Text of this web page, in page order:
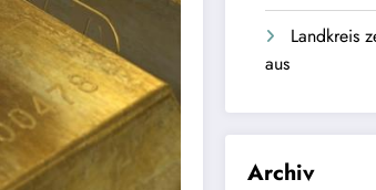
Landkreis
aus
Archiv